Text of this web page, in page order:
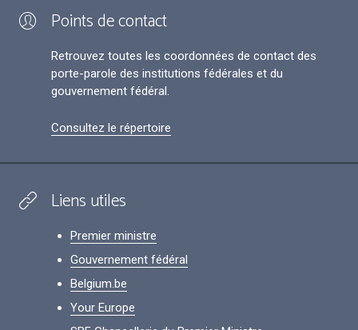
Points de contact
Retrouvez toutes les coordonnées de contact des
porte-parole des institutions fédérales et du
gouvernement fédéral.
Consultez le répertoire
Liens utiles
Premier ministre
Gouvernement fédéral
Belgium.be
Your Europe